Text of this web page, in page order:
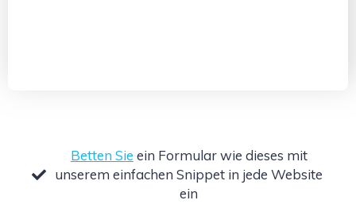
Betten Sie ein Formular wie dieses mit
unserem einfachen Snippet in jede Website
ein